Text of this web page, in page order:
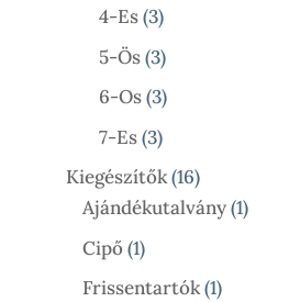
4-Es 33
Termék
5-Ös 33
Termék
6-Os 33
Termék
7-Es 33
Termék
Kiegészítők 1616
Termék
Ajándékutalvány 11
Cipő 11
Termék
Frissentartók 11